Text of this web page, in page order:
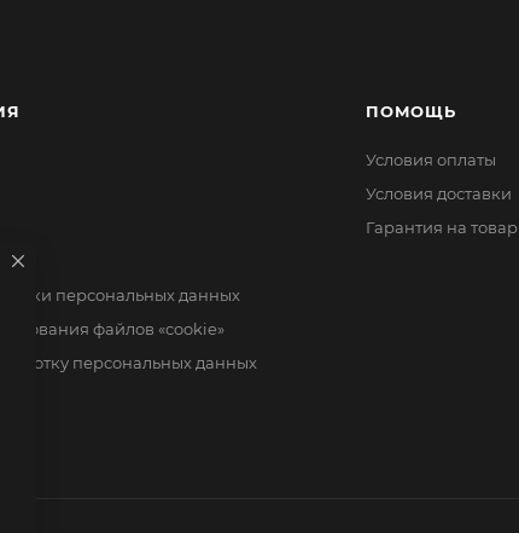
персональных данных
файлов «cookie»
персональных данных
ПОМОЩЬ
Условия оплаты
Условия доставки
Гарантия на товар